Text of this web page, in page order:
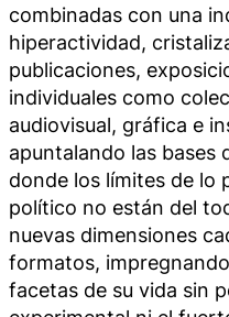
combinadas con una
hiperactividad,
publicaciones,
individuales como
audiovisual, gráfica e
apuntalando las bases
donde los límites de lo
político no están del
nuevas dimensiones
formatos,
facetas de su vida sin